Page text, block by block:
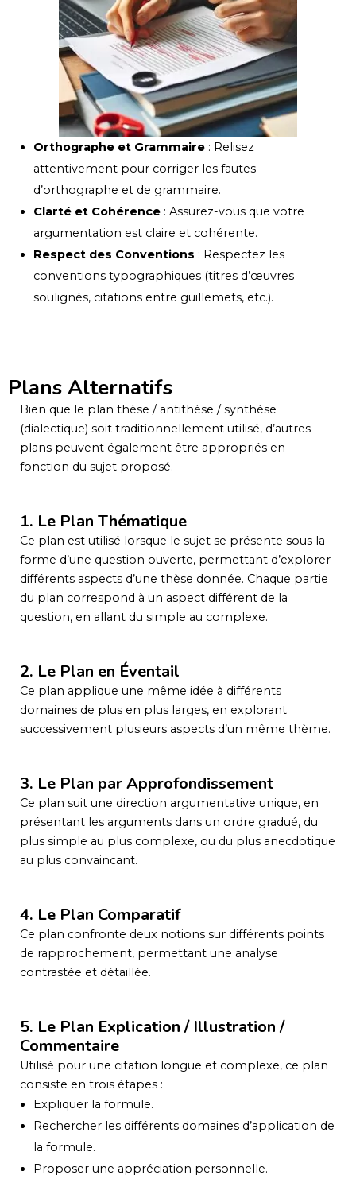
Orthographe et Grammaire : Relisez
attentivement pour corriger les fautes
d’orthographe et de grammaire.
Clarté et Cohérence : Assurez-vous que votre
argumentation est claire et cohérente.
Respect des Conventions : Respectez les
conventions typographiques (titres d’œuvres
soulignés, citations entre guillemets, etc.).
Plans Alternatifs
Bien que le plan thèse / antithèse / synthèse
(dialectique) soit traditionnellement utilisé, d’autres
plans peuvent également être appropriés en
fonction du sujet proposé.
1. Le Plan Thématique
Ce plan est utilisé lorsque le sujet se présente sous la
forme d’une question ouverte, permettant d’explorer
différents aspects d’une thèse donnée. Chaque partie
du plan correspond à un aspect différent de la
question, en allant du simple au complexe.
2. Le Plan en Éventail
Ce plan applique une même idée à différents
domaines de plus en plus larges, en explorant
successivement plusieurs aspects d’un même thème.
3. Le Plan par Approfondissement
Ce plan suit une direction argumentative unique, en
présentant les arguments dans un ordre gradué, du
plus simple au plus complexe, ou du plus anecdotique
au plus convaincant.
4. Le Plan Comparatif
Ce plan confronte deux notions sur différents points
de rapprochement, permettant une analyse
contrastée et détaillée.
5. Le Plan Explication / Illustration /
Commentaire
Utilisé pour une citation longue et complexe, ce plan
consiste en trois étapes :
Expliquer la formule.
Rechercher les différents domaines d’application de
la formule.
Proposer une appréciation personnelle.